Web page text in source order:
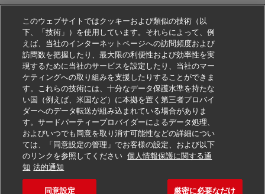
利用規約
個人情報の取扱いをご覧ください
その他の情報
Cookie の設定
フォローする
このウェブサイトではクッキーおよび類似の技術（以
下、「技術」）を使用しています。それらによって、例
えば、当社のインターネットページへの訪問頻度および
訪問数を把握したり、最大限の利便性および効率性を実
現するために当社のサービスを設定したり、当社のマー
ケティングへの取り組みを支援したりすることができま
す。これらの技術には、十分なデータ保護水準を持たな
い国（例えば、米国など）に本拠を置く第三者プロバイ
ダーへのデータ転送が組み込まれている場合がありま
す。サードパーティープロバイダーによるデータ処理、
およびいつでも同意を取り消す可能性などの詳細につい
ては、「同意設定の管理」でお客様の設定、および以下
のリンクを参照してください 個人情報保護に関する通
知 法的通知
同意設定 厳密に必要なだけ